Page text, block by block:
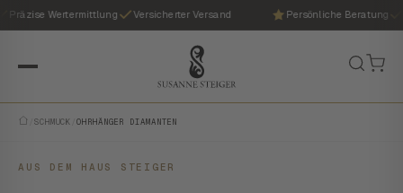
Präzise Wertermittlung Versicherter Versand Persönliche Beratung
SCHMUCK /OHRHÄNGER DIAMANTEN
AUS DEM HAUS STEIGER